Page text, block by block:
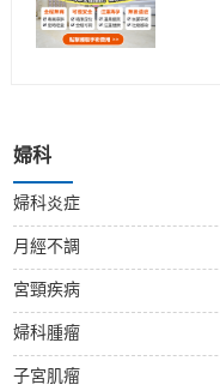
婦科
婦科炎症
月經不調
宮頸疾病
婦科腫瘤
子宮肌瘤